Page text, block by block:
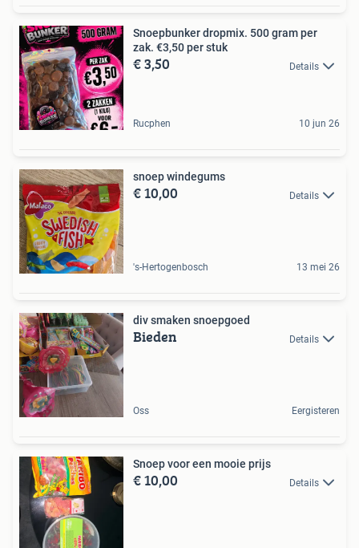
Snoepbunker dropmix. 500 gram per
zak. €3,50 per stuk
€ 3,50 Details
Rucphen 10 jun 26
snoep windegums
€ 10,00 Details
's-Hertogenbosch 13 mei 26
div smaken snoepgoed
Bieden Details
Oss Eergisteren
Snoep voor een mooie prijs
€ 10,00 Details